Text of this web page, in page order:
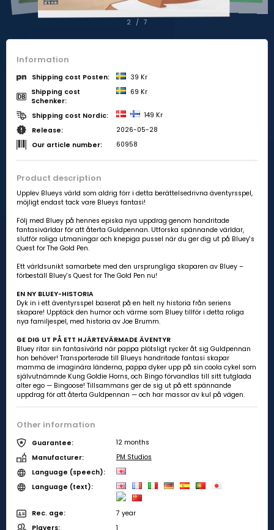
2 / 7
Information
Shipping cost Posten:
39 Kr
Shipping cost
Schenker:
69 Kr
Shipping cost Nordic:
149 Kr
Release:
2026-05-28
Our article number:
60958
Product description
Upplev Blueys värld som aldrig förr i detta berättelsedrivna äventyrsspel,
möjligt endast tack vare Blueys fantasi!
Följ med Bluey på hennes episka nya uppdrag genom handritade
fantasivärldar för att återta Guldpennan. Utforska spännande världar,
slutför roliga utmaningar och knepiga pussel när du ger dig ut på Bluey's
Quest for The Gold Pen.
Ett världsunikt samarbete med den ursprungliga skaparen av Bluey –
förbeställ Bluey's Quest for The Gold Pen nu!
EN NY BLUEY-HISTORIA
Dyk in i ett äventyrsspel baserat på en helt ny historia från seriens
skapare! Upptäck den humor och värme som Bluey tillför i detta roliga
nya familjespel, med historia av Joe Brumm.
GE DIG UT PÅ ETT HJÄRTEVÄRMADE ÄVENTYR
Bluey ritar sin fantasivärld när pappa plötsligt rycker åt sig Guldpennan
hon behöver! Transporterade till Blueys handritade fantasi skapar
mamma de imaginära länderna, pappa dyker upp på sin coola cykel som
självutnämnde Kung Goldie Horns, och Bingo förvandlas till sitt tutglada
alter ego — Bingoose! Tillsammans ger de sig ut på ett spännande
uppdrag för att återta Guldpennan — och har massor av kul på vägen.
Other information
Guarantee:
12 months
Manufacturer:
PM Studios
Language (speech):
Language (text):
Rec. age:
7 year
Players:
1